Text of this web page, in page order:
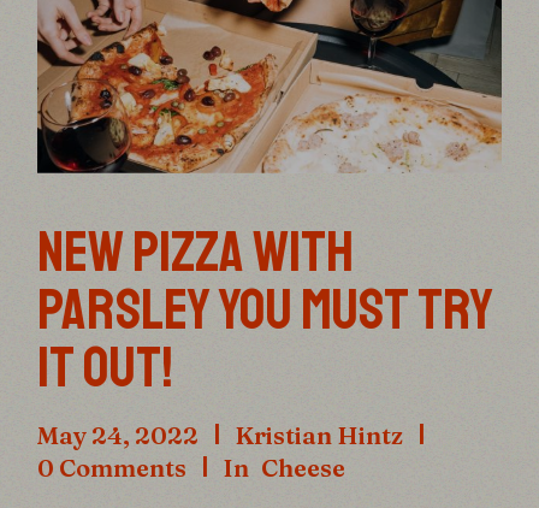
NEW PIZZA WITH
PARSLEY YOU MUST TRY
IT OUT!
May 24, 2022
Kristian Hintz
0 Comments
In Cheese